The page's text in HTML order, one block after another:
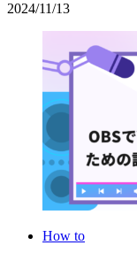
2024/11/13
How to